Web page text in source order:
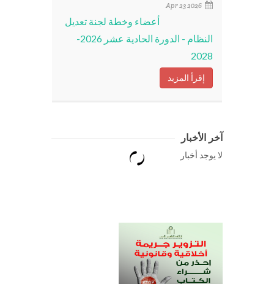
أعضاء وخطة لجنة تعديل
النظام - الدورة الحادية عشر 2026-
2028
إقرأ المزيد
آخر الأخبار
لا يوجد أخبار